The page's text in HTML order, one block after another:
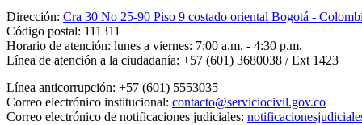
Dirección: Cra 30 No 25-90 Piso 9 costado oriental Bogotá -
Código postal: 111311
Horario de atención: lunes a viernes: 7:00 a.m. - 4:30 p.m.
Línea de atención a la ciudadanía: +57 (601) 3680038 / Ext 1423
Línea anticorrupción: +57 (601) 5553035
Correo electrónico institucional: contacto@serviciocivil.gov.co
Correo electrónico de notificaciones judiciales: